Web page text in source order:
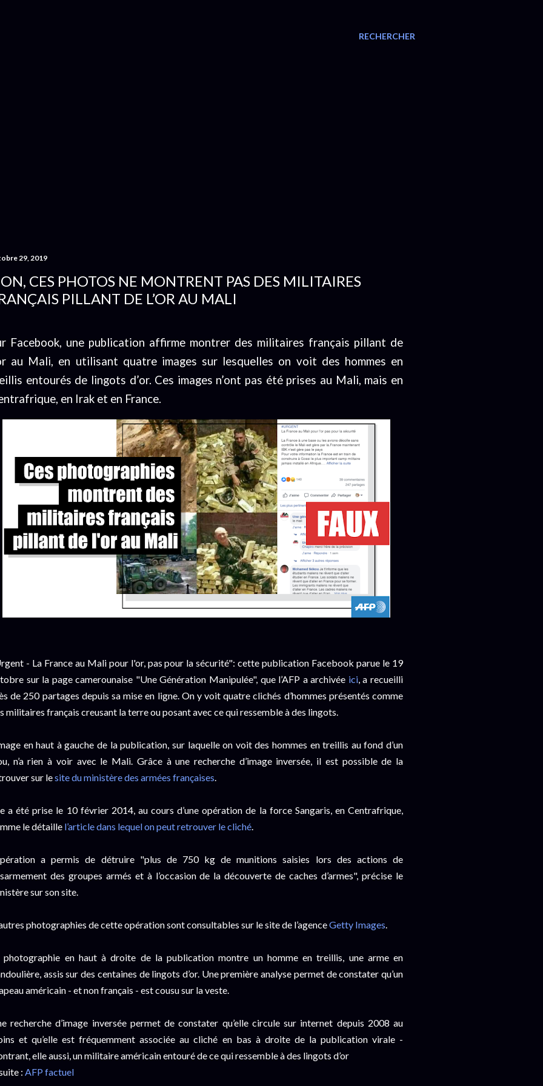
RECHERCHER
29, 2019
CES PHOTOS NE MONTRENT PAS DES MILITAIRES
PILLANT DE L’OR AU MALI
Facebook, une publication affirme montrer des militaires français pillant de
au Mali, en utilisant quatre images sur lesquelles on voit des hommes en
entourés de lingots d’or. Ces images n’ont pas été prises au Mali, mais en
en Irak et en France.
- La France au Mali pour l'or, pas pour la sécurité": cette publication Facebook parue le 19
sur la page camerounaise "Une Génération Manipulée", que l’AFP a archivée ici, a recueilli
de 250 partages depuis sa mise en ligne. On y voit quatre clichés d’hommes présentés comme
militaires français creusant la terre ou posant avec ce qui ressemble à des lingots.
en haut à gauche de la publication, sur laquelle on voit des hommes en treillis au fond d’un
n’a rien à voir avec le Mali. Grâce à une recherche d’image inversée, il est possible de la
sur lesite du ministère des armées françaises.
a été prise le 10 février 2014, au cours d’une opération de la force Sangaris, en Centrafrique,
le détaille l’article dans lequel on peut retrouver le cliché.
a permis de détruire "plus de 750 kg de munitions saisies lors des actions de
des groupes armés et à l’occasion de la découverte de caches d’armes", précise le
sur son site.
photographies de cette opération sont consultables sur le site de l’agenceGetty Images.
photographie en haut à droite de la publication montre un homme en treillis, une arme en
assis sur des centaines de lingots d’or. Une première analyse permet de constater qu’un
américain - et non français - est cousu sur la veste.
recherche d’image inversée permet de constater qu’elle circule sur internet depuis 2008 au
et qu’elle est fréquemment associée au cliché en bas à droite de la publication virale -
elle aussi, un militaire américain entouré de ce qui ressemble à des lingots d’or
: AFP factuel